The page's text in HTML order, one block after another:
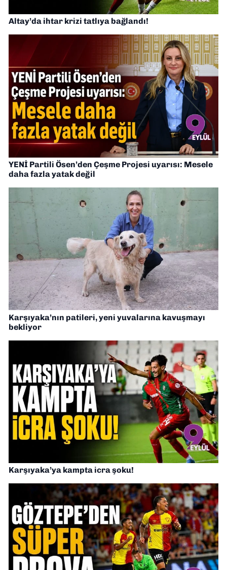
Altay’da ihtar krizi tatlıya bağlandı!
YENİ Partili Ösen’den Çeşme Projesi uyarısı: Mesele
daha fazla yatak değil
Karşıyaka’nın patileri, yeni yuvalarına kavuşmayı
bekliyor
Karşıyaka’ya kampta icra şoku!